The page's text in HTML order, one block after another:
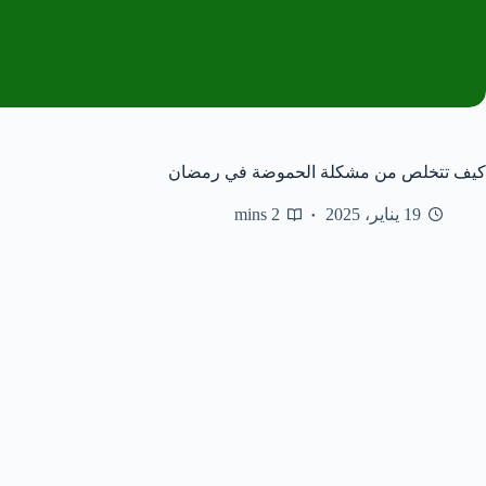
كيف تتخلص من مشكلة الحموضة في رمضان
19 يناير، 2025 2 mins